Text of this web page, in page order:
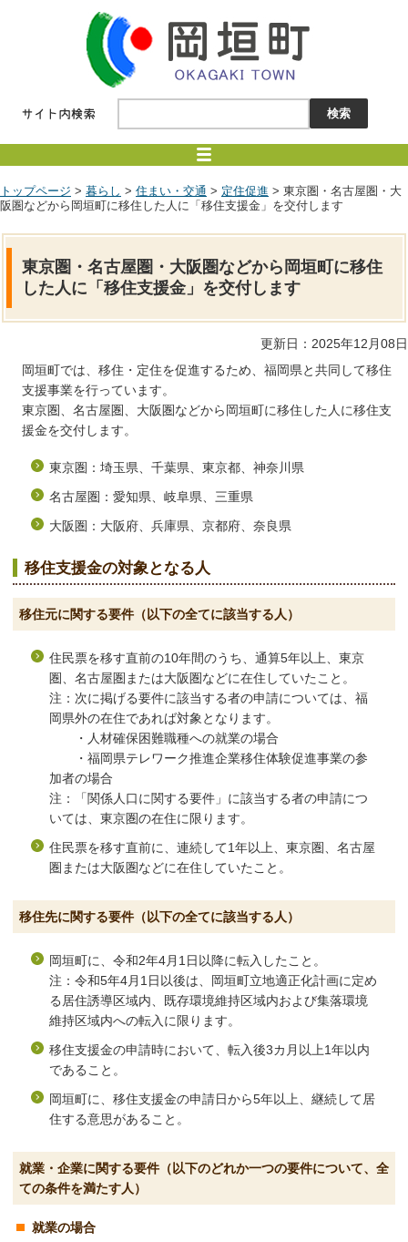
トップページ > 暮らし > 住まい・交通 > 定住促進 > 東京圏・名古屋圏・大
阪圏などから岡垣町に移住した人に「移住支援金」を交付します
東京圏・名古屋圏・大阪圏などから岡垣町に移住
した人に「移住支援金」を交付します
更新日：2025年12月08日
岡垣町では、移住・定住を促進するため、福岡県と共同して移住
支援事業を行っています。
東京圏、名古屋圏、大阪圏などから岡垣町に移住した人に移住支
援金を交付します。
東京圏：埼玉県、千葉県、東京都、神奈川県
名古屋圏：愛知県、岐阜県、三重県
大阪圏：大阪府、兵庫県、京都府、奈良県
移住支援金の対象となる人
移住元に関する要件（以下の全てに該当する人）
住民票を移す直前の10年間のうち、通算5年以上、東京
圏、名古屋圏または大阪圏などに在住していたこと。
注：次に掲げる要件に該当する者の申請については、福
岡県外の在住であれば対象となります。
・人材確保困難職種への就業の場合
・福岡県テレワーク推進企業移住体験促進事業の参
加者の場合
注：「関係人口に関する要件」に該当する者の申請につ
いては、東京圏の在住に限ります。
住民票を移す直前に、連続して1年以上、東京圏、名古屋
圏または大阪圏などに在住していたこと。
移住先に関する要件（以下の全てに該当する人）
岡垣町に、令和2年4月1日以降に転入したこと。
注：令和5年4月1日以後は、岡垣町立地適正化計画に定め
る居住誘導区域内、既存環境維持区域内および集落環境
維持区域内への転入に限ります。
移住支援金の申請時において、転入後3カ月以上1年以内
であること。
岡垣町に、移住支援金の申請日から5年以上、継続して居
住する意思があること。
就業・企業に関する要件（以下のどれか一つの要件について、全
ての条件を満たす人）
就業の場合